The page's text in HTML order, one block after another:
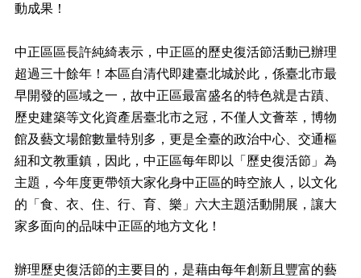
防
指
引
專
區
網
站
導
覽
回
頁
動成果！
中正區區長許純綺表示，中正區的歷史復活節活動已辦理
超過三十餘年！本區自清代即建臺北城於此，係臺北市最
早開發的區域之一，故中正區最富盛名的特色就是古蹟、
歷史建築等文化資產居臺北市之冠，不僅人文薈萃，博物
館及藝文場館數量特別多，更是全臺的政治中心、交通樞
紐和文教重鎮，因此，中正區每年即以「歷史復活節」為
主題，今年度更帶領大家化身中正區的時空旅人，以文化
的「食、衣、住、行、育、樂」六大主題活動開展，讓大
家多面向的品味中正區的地方文化！
辦理歷史復活節的主要目的，是藉由每年創新且豐富的藝